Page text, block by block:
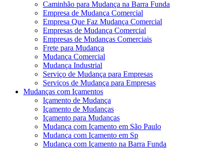
Caminhão para Mudança na Barra Funda
Empresa de Mudança Comercial
Empresa Que Faz Mudança Comercial
Empresas de Mudança Comercial
Empresas de Mudanças Comerciais
Frete para Mudança
Mudança Comercial
Mudança Industrial
Serviço de Mudança para Empresas
Serviços de Mudança para Empresas
Mudanças com Içamentos
Içamento de Mudança
Içamento de Mudanças
Içamento para Mudanças
Mudança com Içamento em São Paulo
Mudança com Içamento em Sp
Mudança com Içamento na Barra Funda